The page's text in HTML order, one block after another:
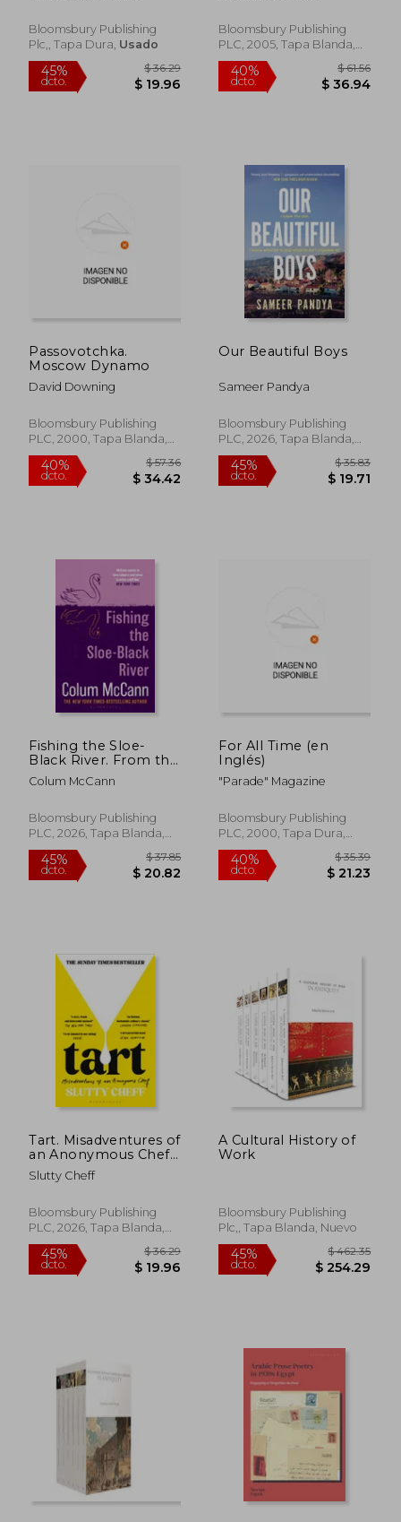
Bloomsbury Publishing
Plc,, Tapa Dura, Usado
Bloomsbury Publishing
PLC, 2005, Tapa Blanda,
Nuevo
40%
dcto.
Passovotchka.
Moscow Dynamo
David Downing
Bloomsbury Publishing
PLC, 2000, Tapa Blanda,
Nuevo
40%
dcto. $ 34.42
Our Beautiful Boys
Sameer Pandya
Bloomsbury Publishing
PLC, 2026, Tapa Blanda,
Nuevo
dcto. $
Fishing the Sloe-
Black River. From the
New York Times-
bestselling, National
Booker Prize-
longlisted author of
the Great World Spin
Colum McCann
Bloomsbury Publishing
PLC, 2026, Tapa Blanda,
Nuevo
45%
dcto.
$ 37.85
$ 20.82
For All Time (en
Inglés)
"Parade" Magazine
Bloomsbury Publishing
PLC, 2000, Tapa Dura,
Nuevo
40%
Tart. Misadventures of
an Anonymous Chef -
THE SUNDAY TIMES
BESTSELLER
Slutty Cheff
Bloomsbury Publishing
PLC, 2026, Tapa Blanda,
Nuevo
A Cultural History of
Work
Bloomsbury Publishing
Plc,, Tapa Blanda, Nuevo